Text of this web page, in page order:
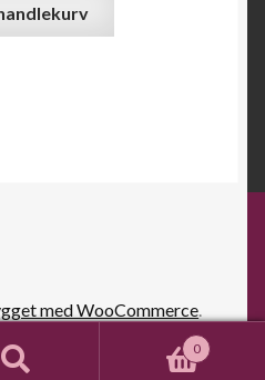
med WooCommerce
0